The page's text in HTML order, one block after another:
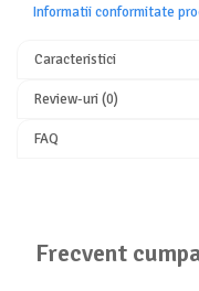
Informatii conformitate
Caracteristici
Review-uri(0)
FAQ
Frecvent